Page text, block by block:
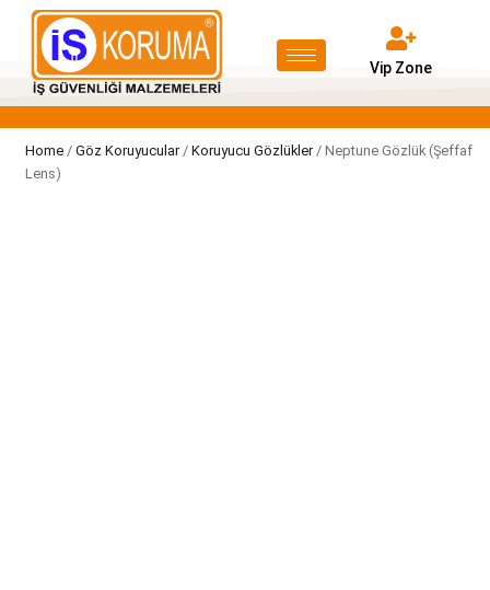
Vip Zone
Home/ Göz Koruyucular/ Koruyucu Gözlükler/ Neptune Gözlük (Şeffaf
Lens)